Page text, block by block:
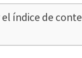
el índice de